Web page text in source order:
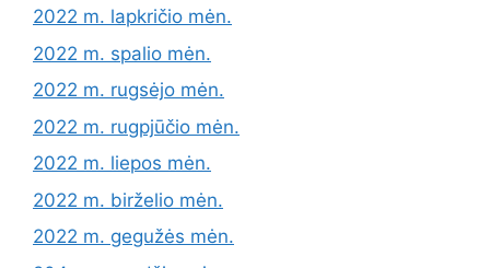
2022 m. lapkričio mėn.
2022 m. spalio mėn.
2022 m. rugsėjo mėn.
2022 m. rugpjūčio mėn.
2022 m. liepos mėn.
2022 m. birželio mėn.
2022 m. gegužės mėn.